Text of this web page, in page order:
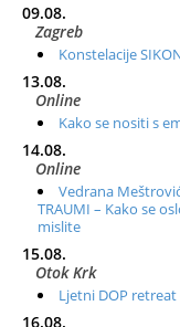
09.08.
Zagreb
Konstelacije
13.08.
Online
Kako se nositi s
14.08.
Online
Vedrana
TRAUMI – Kako se
mislite
15.08.
Otok Krk
Ljetni DOP
16.08.